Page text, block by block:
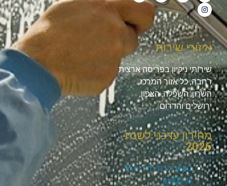
איזורי שירות
שירותי ניקיון בפריסה ארצית
רחבה, כל אזור המרכז,
השרון, השפלה, הצפון,
ירושלים והדרום.
מחירון עדכני לשנת
2026
ניקיון דירת חדר החל
מ-₪400